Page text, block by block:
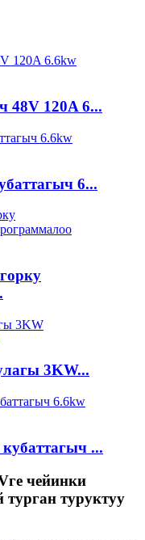
48V 120A 6...
6...
3KW...
...
чейинки
турган туруктуу